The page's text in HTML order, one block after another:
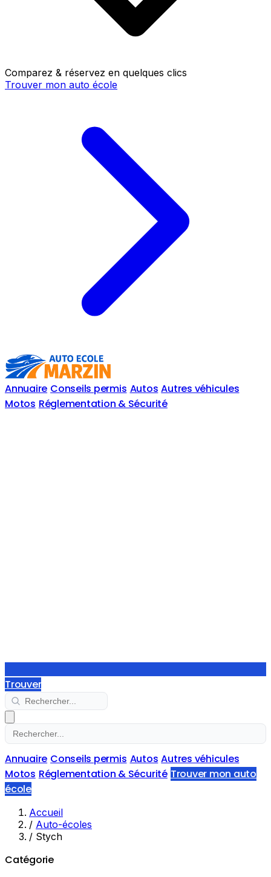
Comparez & réservez en quelques clics
Trouver mon auto école
Annuaire Conseils permis Autos Autres véhicules
Motos Réglementation & Sécurité
Trouver
Annuaire Conseils permis Autos Autres véhicules
Motos Réglementation & Sécurité Trouver mon auto
école
Accueil
/ Auto-écoles
/ Stych
Catégorie